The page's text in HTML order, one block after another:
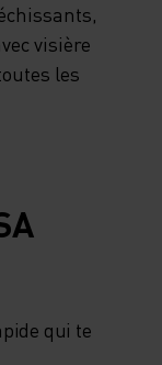
visière
les
qui te